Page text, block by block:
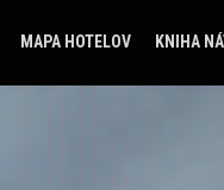
MAPA HOTELOV KNIHA